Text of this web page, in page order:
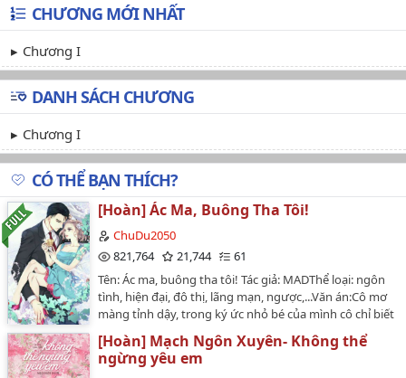
CHƯƠNG MỚI NHẤT
Chương I
DANH SÁCH CHƯƠNG
Chương I
CÓ THỂ BẠN THÍCH?
[Hoàn] Ác Ma, Buông Tha Tôi!
ChuDu2050
821,764
21,744
61
Tên: Ác ma, buông tha tôi! Tác giả: MADThể loại: ngôn
tình, hiện đại, đô thị, lãng mạn, ngược,...Văn án:Cô mơ
màng tỉnh dậy, trong ký ức nhỏ bé của mình cô chỉ biết
mình vừa bị ai đó đánh ngất trong trường.Cô đang ở
nơi nào?Một nơi xa hoa như này, cổ kính như này, dù
không bật đèn nhưng cô vẫn có thể thấy. Vài tia sáng
[Hoàn] Mạch Ngôn Xuyên- Không thể
ngừng yêu em